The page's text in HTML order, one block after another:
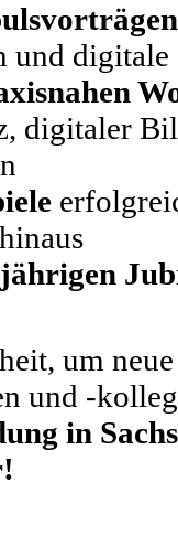
und
digitaler
um
und -
in